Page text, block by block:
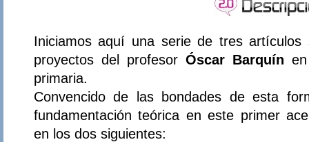
Iniciamos aquí una serie de tres
proyectos del profesor Óscar Barquín
primaria.
Convencido de las bondades de esta
fundamentación teórica en este primer
en los dos siguientes: